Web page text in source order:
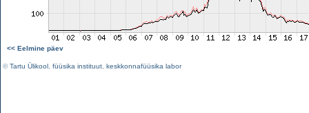
<< Eelmine päev
©Tartu Ülikool füüsika instituut keskkonnafüüsika labor